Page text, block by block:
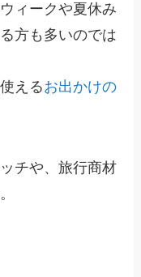
ィークや夏休み
方も多いのでは
えるお出かけの
チや、旅行商材